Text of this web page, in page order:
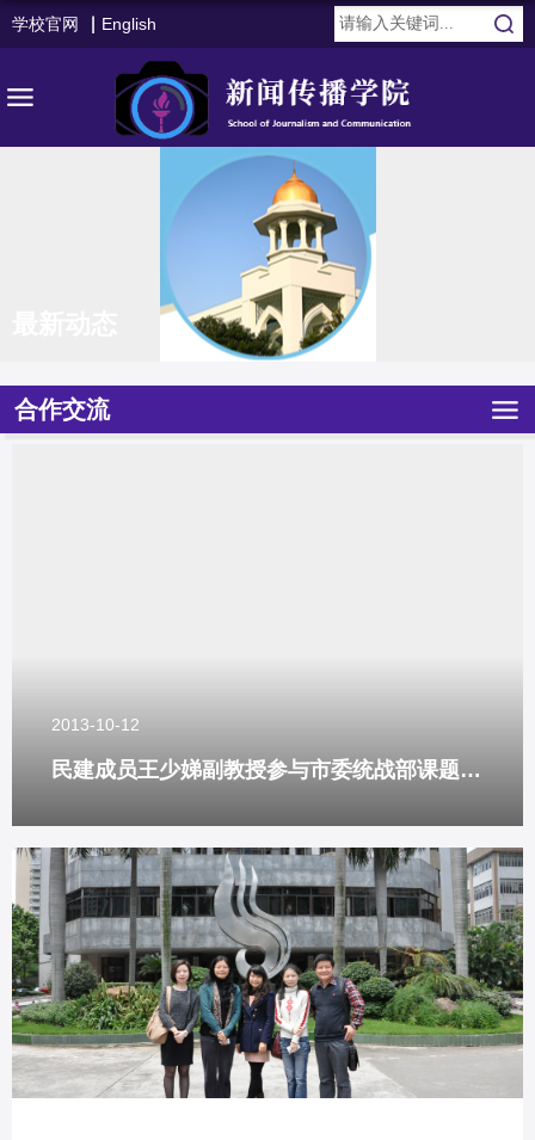
学校官网 English
合作交流
2013-10-12
民建成员王少娣副教授参与市委统战部课题评审